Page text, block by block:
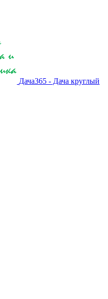
Дача365 - Дача круглый